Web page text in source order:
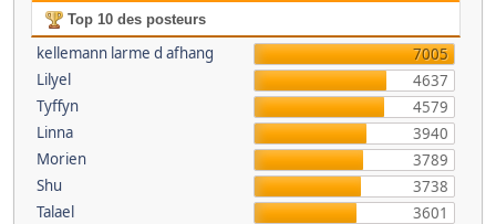
Top 10 des posteurs
kellemann larme d afhang
7005
Lilyel
4637
Tyffyn
4579
Linna
3940
Morien
3789
Shu
3738
Talael
3601